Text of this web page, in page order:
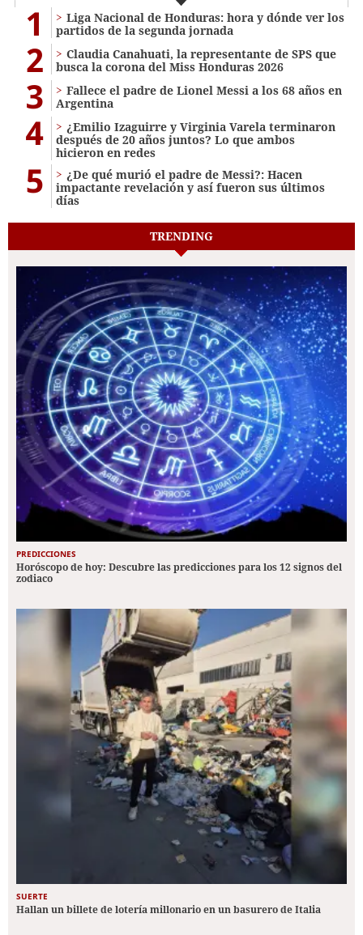
1
Liga Nacional de Honduras: hora y dónde ver los
partidos de la segunda jornada
2
Claudia Canahuati, la representante de SPS que
busca la corona del Miss Honduras 2026
3
Fallece el padre de Lionel Messi a los 68 años en
Argentina
4
¿Emilio Izaguirre y Virginia Varela terminaron
después de 20 años juntos? Lo que ambos
hicieron en redes
5
¿De qué murió el padre de Messi?: Hacen
impactante revelación y así fueron sus últimos
días
TRENDING
PREDICCIONES
Horóscopo de hoy: Descubre las predicciones para los 12 signos del
zodiaco
SUERTE
Hallan un billete de lotería millonario en un basurero de Italia